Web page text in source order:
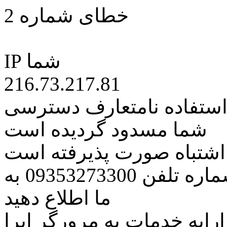
خطای شماره 2
IP شما
216.73.217.81
نامتعارف دسترسی
شما مسدود گردیده است
اشتباه صورت پذیرفته است
مراتب این مسئله را از طریق شماره تلفن 09353273300 به
ما اطلاع دهید
خدمات به مرورگر اپرا